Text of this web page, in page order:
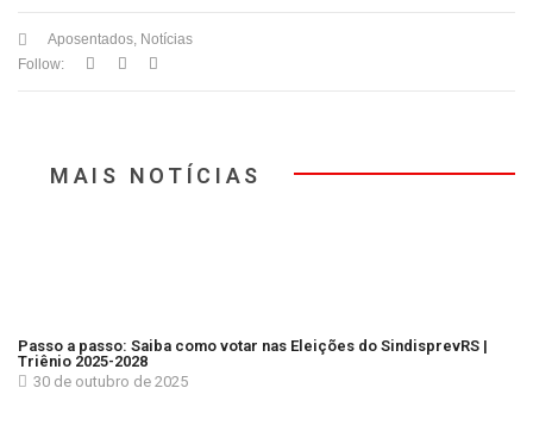
Aposentados, Notícias
Follow:
MAIS NOTÍCIAS
Passo a passo: Saiba como votar nas Eleições do SindisprevRS |
Triênio 2025-2028
30 de outubro de 2025